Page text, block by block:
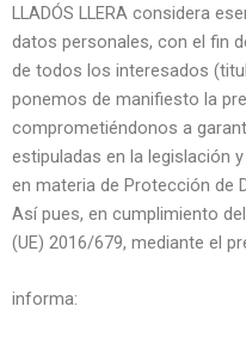
LLADÓS LLERA considera
datos personales, con el fin
de todos los interesados
ponemos de manifiesto la
comprometiéndonos a
estipuladas en la legislación
en materia de Protección de
Así pues, en cumplimiento
(UE) 2016/679, mediante el
informa: